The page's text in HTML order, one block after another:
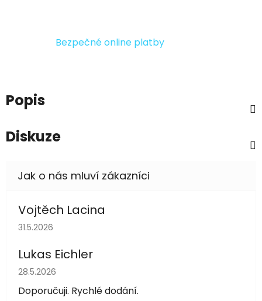
Bezpečné online platby
Popis
Diskuze
Vojtěch Lacina
Hodnocení obchodu je 5 z 5 hvězdiček.
31.5.2026
Lukas Eichler
Hodnocení obchodu je 5 z 5 hvězdiček.
28.5.2026
Doporučuji. Rychlé dodání.